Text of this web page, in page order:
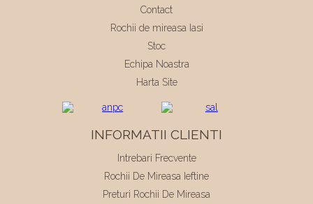
Contact
Rochii de mireasa Iasi
Stoc
Echipa Noastra
Harta Site
INFORMATII CLIENTI
Intrebari Frecvente
Rochii De Mireasa Ieftine
Preturi Rochii De Mireasa